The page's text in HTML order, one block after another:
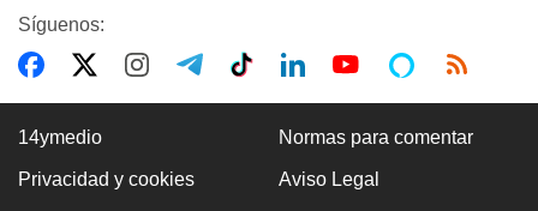
Síguenos:
14ymedio Normas para comentar
Privacidad y cookies Aviso Legal